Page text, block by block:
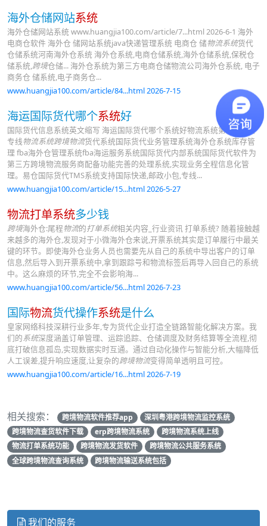
海外仓储网站系统
海外仓储网站系统 www.huangjia100.com/article/7...html 2026-6-1 海外
电商仓软件 海外仓 储网站系统java快递管理系统 电商仓 储物流系统货代
仓储系统河南海外仓系统 海外仓系统,电商仓储系统,海外仓储系统,保税仓
储系统,跨境仓储... 海外仓系统为第三方电商仓储物流公司海外仓系统, 电子
商务仓 储系统,电子商务仓...
www.huangjia100.com/article/84...html 2026-7-15
海运国际货代哪个系统好
国际货代信息系统英文缩写 海运国际货代哪个系统好物流系统第三方软件
专线物流系统跨境物流货代系统国际货代业务管理系统海外仓系统库存管
理 fba海外仓管理系统fba海运服务系统国际货代内部系统国际货代软件为
第三方跨境物流服务商配备功能完善的处理系统,实现业务全程信息化管
理。易仓国际货代TMS系统支持国际快递,邮政小包,专线...
www.huangjia100.com/article/15...html 2026-5-27
物流打单系统多少钱
跨境海外仓:尾程物流的打单系统相关内容_行业资讯 打单系统? 随着接触越
来越多的海外仓,发现对于小微海外仓来说,开票系统其实是订单履行中最关
键的环节。即使海外仓业务人员也需要先从自己的系统中导出客户的订单
信息,然后导入到开票系统中,拿到跟踪号和物流标签后再导入回自己的系统
中。这么麻烦的环节,完全不会影响海...
www.huangjia100.com/article/56...html 2026-7-23
国际物流货代操作系统是什么
皇家网络科技深耕行业多年,专为货代企业打造全链路智能化解决方案。我
们的系统深度涵盖订单管理、运踪追踪、仓储调度及财务结算等全流程,彻
底打破信息孤岛,实现数据实时互通。通过自动化操作与智能分析,大幅降低
人工误差,提升响应速度,让复杂的跨境物流变得简单透明且可控。
www.huangjia100.com/article/16...html 2026-7-19
相关搜索： 跨境物流软件推荐app
深圳粤港跨境物流监控系统
跨境物流查货软件下载
erp跨境物流系统
跨境物流系统上线
物流打单系统功能
跨境物流发货软件
跨境物流公共服务系统
全球跨境物流查询系统
跨境物流输送系统包括
我们的服务